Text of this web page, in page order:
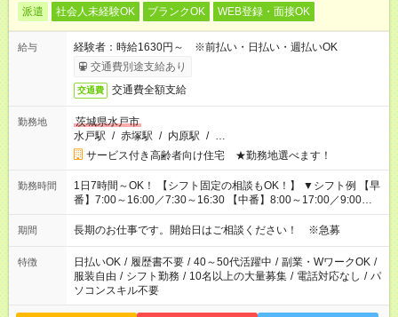
派遣 社会人未経験OK ブランクOK WEB登録・面接OK
給与
経験者：時給1630円～ ※前払い・日払い・週払いOK
交通費別途支給あり
交通費 交通費全額支給
勤務地
茨城県水戸市
水戸駅 / 赤塚駅 / 内原駅 / …
サービス付き高齢者向け住宅 ★勤務地選べます！
勤務時間
1日7時間～OK！ 【シフト固定の相談もOK！】 ▼シフト例 【早
番】7:00～16:00／7:30～16:30 【中番】8:00～17:00／9:00～
18:00 【遅番】11:00～20:00／13:00～22:00
期間 長期のお仕事です。開始日はご相談ください！ ※急募
特徴 日払いOK / 履歴書不要 / 40～50代活躍中 / 副業・WワークOK /
服装自由 / シフト勤務 / 10名以上の大量募集 / 電話対応なし / パ
ソコンスキル不要